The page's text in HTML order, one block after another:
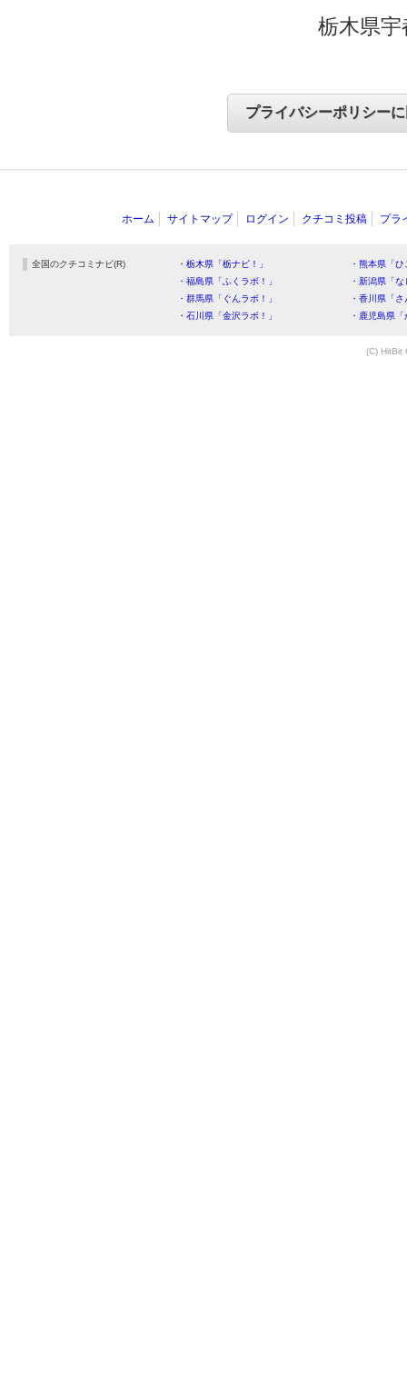
栃木県
ホーム サイトマップ ログイン クチコミ投稿 プラ
全国のクチコミナビ(R) ・栃木県「栃ナビ！」
・熊本県「
・福島県「ふくラボ！」
・新潟県「
・群馬県「ぐんラボ！」
・香川県「
・石川県「金沢ラボ！」
・鹿児島県
(C) HitBit